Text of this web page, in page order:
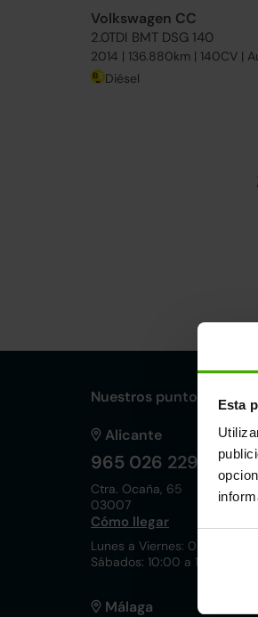
Esta
Volkswagen CC
2.0TDI BMT DSG 140
2014 | 136.880km | 140CV |
Diésel
Nuestros puntos de
Alicante
965 026 229
Ctra. Ocaña, 65
03007
Cómo llegar
Lunes a Viernes: 09:30 a
Sábados: 10:00 a 19:00h
Málaga